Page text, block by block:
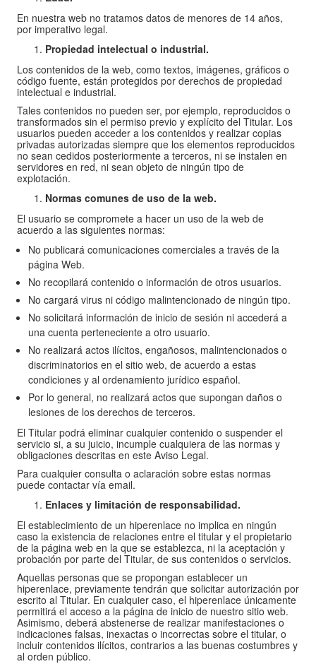
En nuestra web no tratamos datos de menores de 14 años,
por imperativo legal.
Propiedad intelectual o industrial.
Los contenidos de la web, como textos, imágenes, gráficos o
código fuente, están protegidos por derechos de propiedad
intelectual e industrial.
Tales contenidos no pueden ser, por ejemplo, reproducidos o
transformados sin el permiso previo y explícito del Titular. Los
usuarios pueden acceder a los contenidos y realizar copias
privadas autorizadas siempre que los elementos reproducidos
no sean cedidos posteriormente a terceros, ni se instalen en
servidores en red, ni sean objeto de ningún tipo de
explotación.
Normas comunes de uso de la web.
El usuario se compromete a hacer un uso de la web de
acuerdo a las siguientes normas:
No publicará comunicaciones comerciales a través de la
página Web.
No recopilará contenido o información de otros usuarios.
No cargará virus ni código malintencionado de ningún tipo.
No solicitará información de inicio de sesión ni accederá a
una cuenta perteneciente a otro usuario.
No realizará actos ilícitos, engañosos, malintencionados o
discriminatorios en el sitio web, de acuerdo a estas
condiciones y al ordenamiento jurídico español.
Por lo general, no realizará actos que supongan daños o
lesiones de los derechos de terceros.
El Titular podrá eliminar cualquier contenido o suspender el
servicio si, a su juicio, incumple cualquiera de las normas y
obligaciones descritas en este Aviso Legal.
Para cualquier consulta o aclaración sobre estas normas
puede contactar vía email.
Enlaces y limitación de responsabilidad.
El establecimiento de un hiperenlace no implica en ningún
caso la existencia de relaciones entre el titular y el propietario
de la página web en la que se establezca, ni la aceptación y
probación por parte del Titular, de sus contenidos o servicios.
Aquellas personas que se propongan establecer un
hiperenlace, previamente tendrán que solicitar autorización por
escrito al Titular. En cualquier caso, el hiperenlace únicamente
permitirá el acceso a la página de inicio de nuestro sitio web.
Asimismo, deberá abstenerse de realizar manifestaciones o
indicaciones falsas, inexactas o incorrectas sobre el titular, o
incluir contenidos ilícitos, contrarios a las buenas costumbres y
al orden público.